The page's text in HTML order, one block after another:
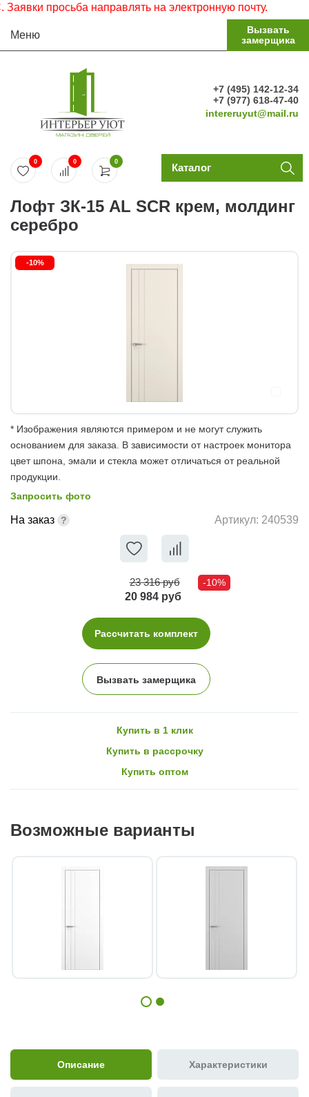
просьба направлять на электронную почту.
Меню
Вызвать
замерщика
+7 (495) 142-12-34
+7 (977) 618-47-40
intereruyut@mail.ru
0
0 0 Каталог
Лофт ЗК-15 AL SCR крем, молдинг
серебро
-10%
* Изображения являются примером и не могут служить
основанием для заказа. В зависимости от настроек монитора
цвет шпона, эмали и стекла может отличаться от реальной
продукции.
Запросить фото
На заказ Артикул: 240539
23 316 руб -10%
20 984 руб
Рассчитать комплект
Вызвать замерщика
Купить в 1 клик
Купить в рассрочку
Купить оптом
Возможные варианты
Описание Характеристики